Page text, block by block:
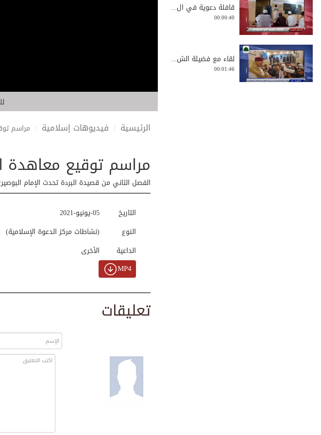
الرئيسية فيديوهات إسلامية مراسم
مراسم توقيع معاهدة
الفصل الثاني من قصيدة البردة تحدث الإمام
05-يونيو-2021
التاريخ
(نشاطات مركز الدعوة الإسلامية)
النوع
الأخرى
الداعية
MP4
تعليقات
قافلة دعوية في ال...
00:00:40
لقاء مع فضيلة الش...
00:01:46